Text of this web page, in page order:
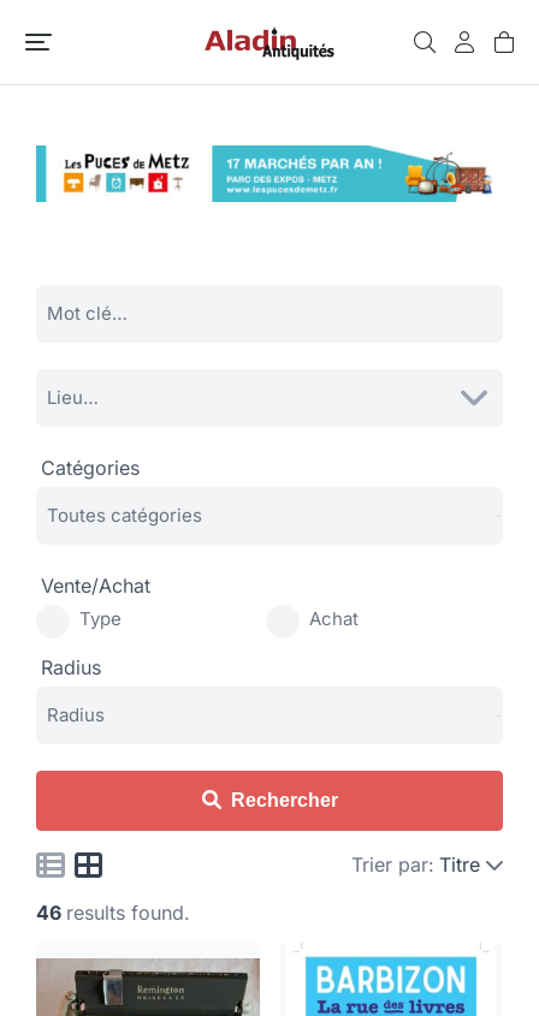
Catégories
Vente/Achat
Type Achat
Radius
Rechercher
Trier par: Titre
46 results found.